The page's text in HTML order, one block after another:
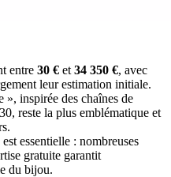
entre 30 € et 34 350 €, avec
leur estimation initiale.
inspirée des chaînes de
reste la plus emblématique et
essentielle : nombreuses
gratuite garantit
du bijou.